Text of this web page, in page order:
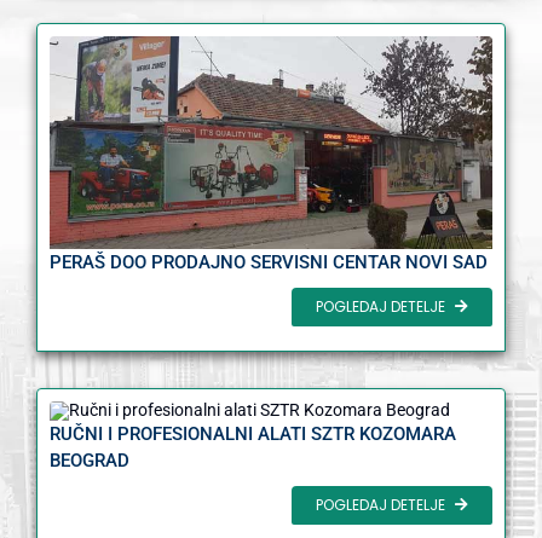
PERAŠ DOO PRODAJNO SERVISNI CENTAR NOVI SAD
POGLEDAJ DETELJE
RUČNI I PROFESIONALNI ALATI SZTR KOZOMARA
BEOGRAD
POGLEDAJ DETELJE